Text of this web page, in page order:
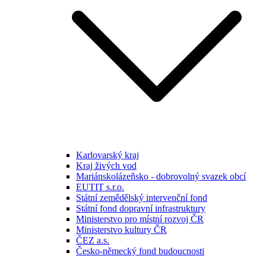
Karlovarský kraj
Kraj živých vod
Mariánskolázeňsko - dobrovolný svazek obcí
EUTIT s.r.o.
Státní zemědělský intervenční fond
Státní fond dopravní infrastruktury
Ministerstvo pro místní rozvoj ČR
Ministerstvo kultury ČR
ČEZ a.s.
Česko-německý fond budoucnosti